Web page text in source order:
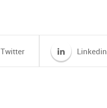
Twitter Linkedin